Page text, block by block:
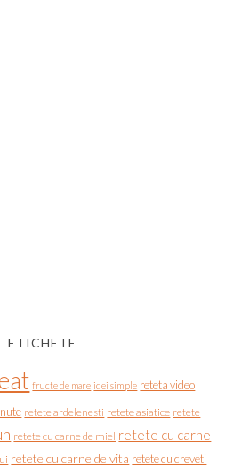
ETICHETE
fructe de mare idei simple reteta video
retete ardelenesti retete asiatice retete
retete cu carne de miel retete cu carne
retete cu carne de vita retete cu creveti